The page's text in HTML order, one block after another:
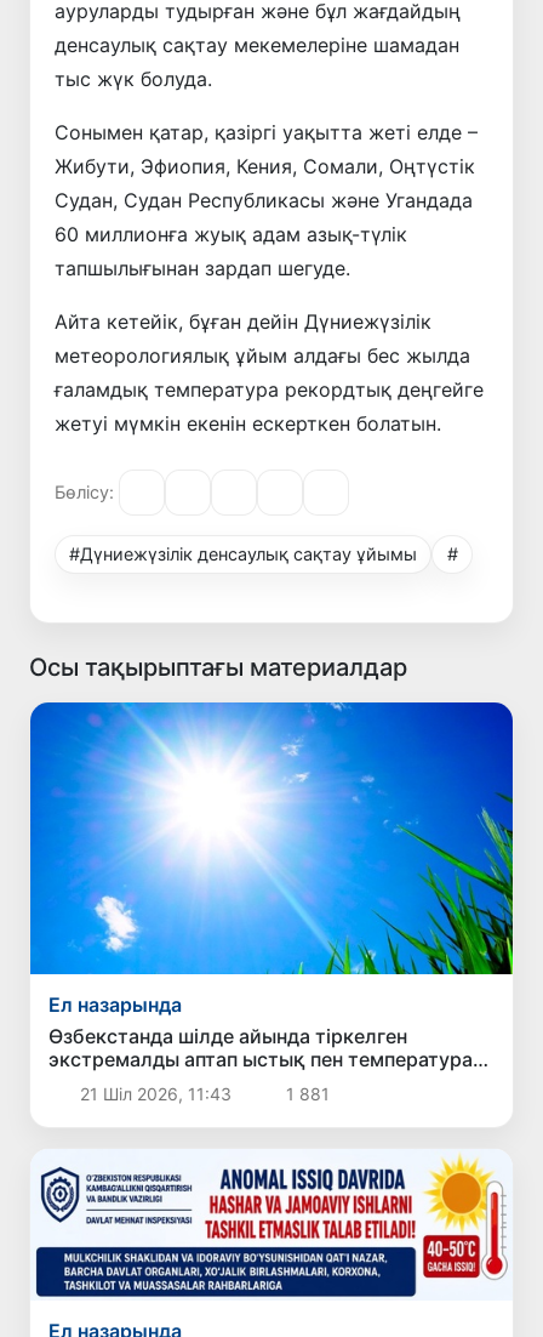
ауруларды тудырған және бұл жағдайдың
денсаулық сақтау мекемелеріне шамадан
тыс жүк болуда.
Сонымен қатар, қазіргі уақытта жеті елде –
Жибути, Эфиопия, Кения, Сомали, Оңтүстік
Судан, Судан Республикасы және Угандада
60 миллионға жуық адам азық-түлік
тапшылығынан зардап шегуде.
Айта кетейік, бұған дейін Дүниежүзілік
метеорологиялық ұйым алдағы бес жылда
ғаламдық температура рекордтық деңгейге
жетуі мүмкін екенін ескерткен болатын.
Бөлісу:
#Дүниежүзілік денсаулық сақтау ұйымы #
Осы тақырыптағы материалдар
Ел назарында
Өзбекстанда шілде айында тіркелген
экстремалды аптап ыстық пен температура
рекордтарының себебі неде?
21 Шіл 2026, 11:43 1 881
Ел назарында